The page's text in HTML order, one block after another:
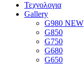
Τεχνολογια
Gallery
G980 NEW
G850
G750
G680
G650